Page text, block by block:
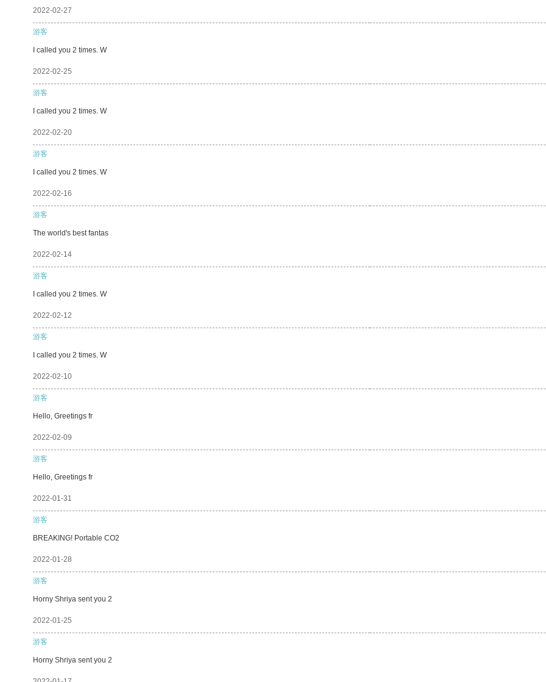
2022-02-27
游客
I called you 2 times. W
2022-02-25
游客
I called you 2 times. W
2022-02-20
游客
I called you 2 times. W
2022-02-16
游客
The world's best fantas
2022-02-14
游客
I called you 2 times. W
2022-02-12
游客
I called you 2 times. W
2022-02-10
游客
Hello, Greetings fr
2022-02-09
游客
Hello, Greetings fr
2022-01-31
游客
BREAKING! Portable CO2
2022-01-28
游客
Horny Shriya sent you 2
2022-01-25
游客
Horny Shriya sent you 2